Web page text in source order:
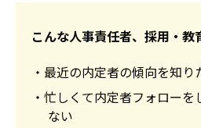
こんな人事責任者、採用・教
・最近の内定者の傾向を知り
・忙しくて内定者フォロー
ない